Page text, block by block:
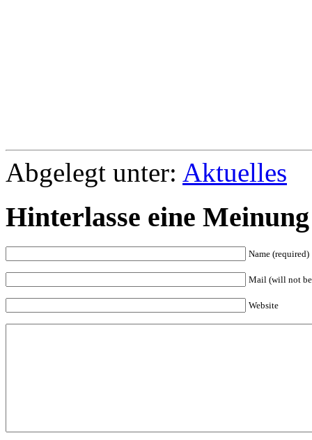
Abgelegt unter: Aktuelles
Hinterlasse eine Meinung
Name (required)
Mail (will not
Website